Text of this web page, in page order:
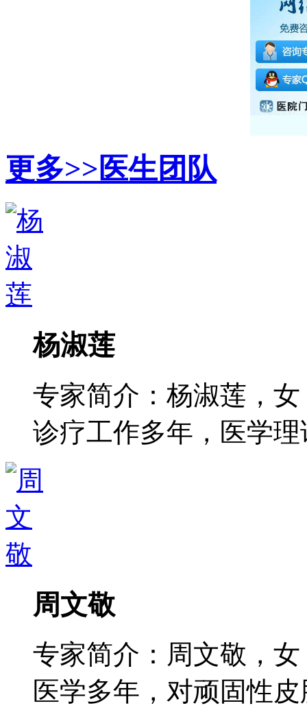
更多>>医生团队
杨淑莲
专家简介：杨淑莲，
诊疗工作多年，医学理
周文敬
专家简介：周文敬，
医学多年，对顽固性皮